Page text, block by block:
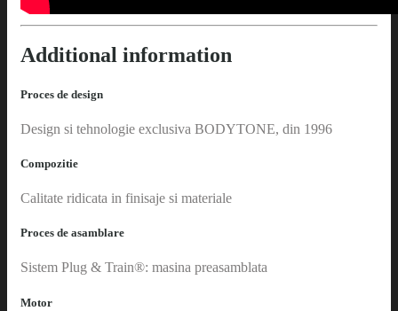
Additional information
Proces de design
Design si tehnologie exclusiva BODYTONE, din 1996
Compozitie
Calitate ridicata in finisaje si materiale
Proces de asamblare
Sistem Plug & Train®: masina preasamblata
Motor